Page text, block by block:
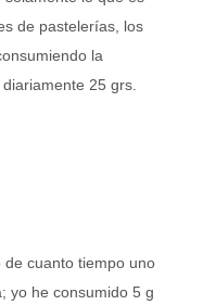
de pastelerías, los
la
25 grs.
cuanto tiempo uno
yo he consumido 5 g